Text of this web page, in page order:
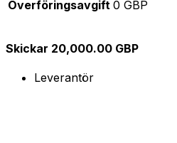
Överföringsavgift 0 GBP
Skickar 20,000.00 GBP
Leverantör